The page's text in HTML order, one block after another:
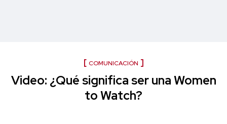
COMUNICACIÓN
Video: ¿Qué significa ser una Women
to Watch?